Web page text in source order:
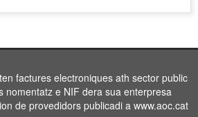
factures electroniques ath sector public
nomentatz e NIF dera sua enterpresa
de provedidors publicadi a www.aoc.cat